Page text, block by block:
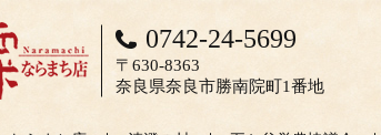
0742-24-5699
〒630-8363
奈良県奈良市勝南院町1番地